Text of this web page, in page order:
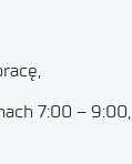
7:00 – 9:00,